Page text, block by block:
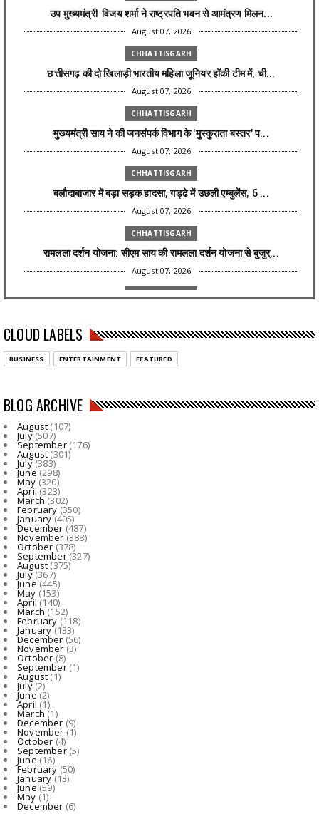
उप मुख्यमंत्री विजय शर्मा ने राष्ट्रपति भवन से आमंत्रण मिलन...
August 07, 2026
CHHATTISGARH
छत्तीसगढ़ की दो खिलाड़ी भारतीय महिला जूनियर हॉकी टीम में, ची...
August 07, 2026
CHHATTISGARH
मुख्यमंत्री साय ने की जनसंपर्क विभाग के 'मुस्कुराता बस्तर' प...
August 07, 2026
CHHATTISGARH
बलौदाबाजार में बड़ा सड़क हादसा, गड्ढे में उछली एम्बुलेंस, 6 ...
August 07, 2026
CHHATTISGARH
रामलला दर्शन योजना: सीएम साय की रामलला दर्शन योजना से बुजुर्...
August 07, 2026
CHHATTISGARH
August 07, 2026
CHHATTISGARH
Aaj Ka Panchang 7 August 2026: आज सावन कृष्ण पक्ष की नवमी
Aaj Ka Rashifal : आज 7 अगस्त को किन राशियों की बदलेगी किस्मत...
CLOUD LABELS
BUSINESS ENTERTAINMENT FEATURED
BLOG ARCHIVE
August (107)
July(507)
September(176)
August (301)
July(383)
June(298)
May (320)
April (323)
March (302)
February (350)
January(405)
December (487)
November (388)
October (378)
September(327)
August (375)
July(367)
June(445)
May (153)
April (140)
March (152)
February (118)
January(133)
December (56)
November (3)
October (8)
September(1)
August (1)
July(2)
June(2)
April (1)
March (1)
December (9)
November (1)
October (4)
September(5)
June (16)
February (50)
January(13)
June (59)
May (1)
December (6)